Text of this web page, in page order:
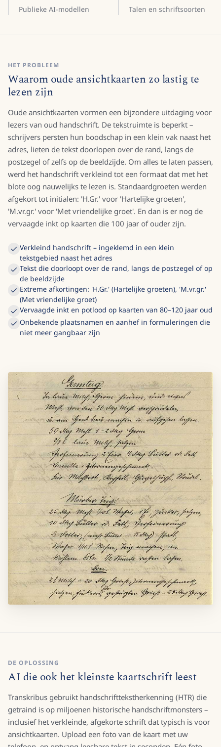
Publieke AI-modellen Talen en schriftsoorten
HET PROBLEEM
Waarom oude ansichtkaarten zo lastig te
lezen zijn
Oude ansichtkaarten vormen een bijzondere uitdaging voor
lezers van oud handschrift. De tekstruimte is beperkt –
schrijvers persten hun boodschap in een klein vak naast het
adres, lieten de tekst doorlopen over de rand, langs de
postzegel of zelfs op de beeldzijde. Om alles te laten passen,
werd het handschrift verkleind tot een formaat dat met het
blote oog nauwelijks te lezen is. Standaardgroeten werden
afgekort tot initialen: 'H.Gr.' voor 'Hartelijke groeten',
'M.vr.gr.' voor 'Met vriendelijke groet'. En dan is er nog de
vervaagde inkt op kaarten die 100 jaar of ouder zijn.
Verkleind handschrift – ingeklemd in een klein
tekstgebied naast het adres
Tekst die doorloopt over de rand, langs de postzegel of op
de beeldzijde
Extreme afkortingen: 'H.Gr.' (Hartelijke groeten), 'M.vr.gr.'
(Met vriendelijke groet)
Vervaagde inkt en potlood op kaarten van 80–120 jaar oud
Onbekende plaatsnamen en aanhef in formuleringen die
niet meer gangbaar zijn
DE OPLOSSING
AI die ook het kleinste kaartschrift leest
Transkribus gebruikt handschrifttekstherkenning (HTR) die
getraind is op miljoenen historische handschriftmonsters –
inclusief het verkleinde, afgekorte schrift dat typisch is voor
ansichtkaarten. Upload een foto van de kaart met uw